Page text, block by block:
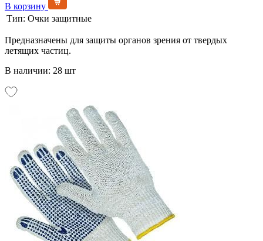
В корзину
Тип: Очки защитные
Предназначены для защиты органов зрения от твердых
летящих частиц.
В наличии: 28 шт